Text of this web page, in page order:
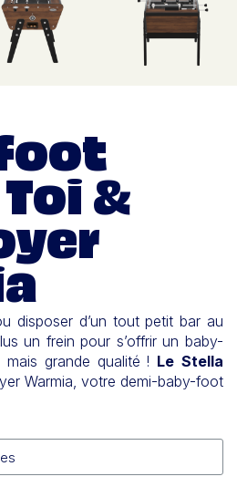
&
disposer d’un tout petit bar au
un frein pour s’offrir un baby-
grande qualité ! Le Stella
Warmia, votre demi-baby-foot